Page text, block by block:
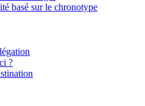
basé sur le chronotype
?